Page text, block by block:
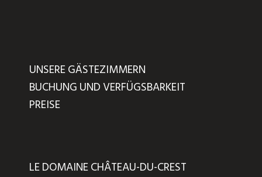
UNSERE GÄSTEZIMMERN
BUCHUNG UND VERFÜGSBARKEIT
PREISE
LE DOMAINE CHÂTEAU-DU-CREST